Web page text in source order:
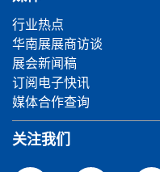
行业热点
华南展展商访谈
展会新闻稿
订阅电子快讯
媒体合作查询
关注我们